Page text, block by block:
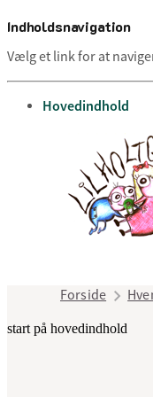
Indholdsnavigation
Vælg et link for at
gå til
Hovedindhold
Forside
start på hovedindhold